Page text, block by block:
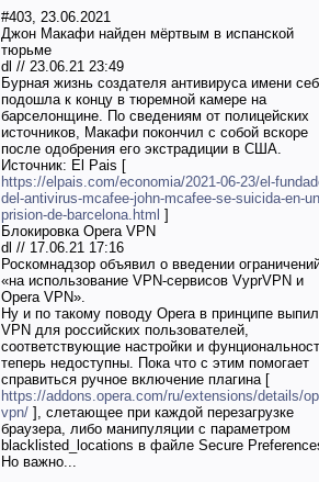
#403, 23.06.2021
Джон Макафи найден мёртвым в испанской
тюрьме
dl // 23.06.21 23:49
Бурная жизнь создателя антивируса имени
подошла к концу в тюремной камере на
барселонщине. По сведениям от полицейских
источников, Макафи покончил с собой вскоре
после одобрения его экстрадиции в США.
Источник: El Pais [
https://elpais.com/economia/2021-06-23/el-
del-antivirus-mcafee-john-mcafee-se-suicida-en-
prision-de-barcelona.html ]
Блокировка Opera VPN
dl // 17.06.21 17:16
Роскомнадзор объявил о введении
«на использование VPN-сервисов VyprVPN и
Opera VPN».
Ну и по такому поводу Opera в принципе
VPN для российских пользователей,
соответствующие настройки и
теперь недоступны. Пока что с этим помогает
справиться ручное включение плагина [
https://addons.opera.com/ru/extensions/details/
vpn/ ], слетающее при каждой перезагрузке
браузера, либо манипуляции с параметром
blacklisted_locations в файле Secure
Но важно...